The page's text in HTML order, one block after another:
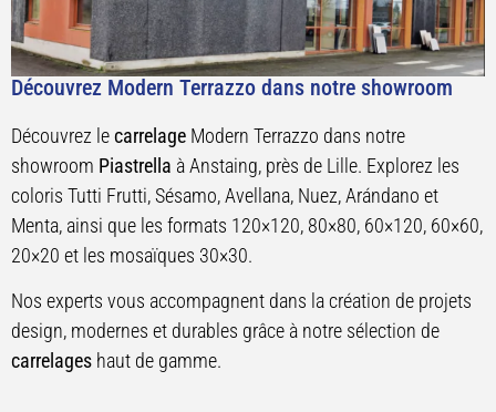
Découvrez Modern Terrazzo dans notre showroom
Découvrez lecarrelage Modern Terrazzo dans notre
showroom Piastrella à Anstaing, près de Lille. Explorez les
coloris Tutti Frutti, Sésamo, Avellana, Nuez, Arándano et
Menta, ainsi que les formats 120×120, 80×80, 60×120, 60×60,
20×20 et les mosaïques 30×30.
Nos experts vous accompagnent dans la création de projets
design, modernes et durables grâce à notre sélection de
carrelages haut de gamme.